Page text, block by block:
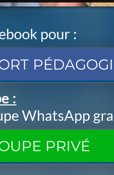
pour :
:
WhatsApp
PRIVÉ